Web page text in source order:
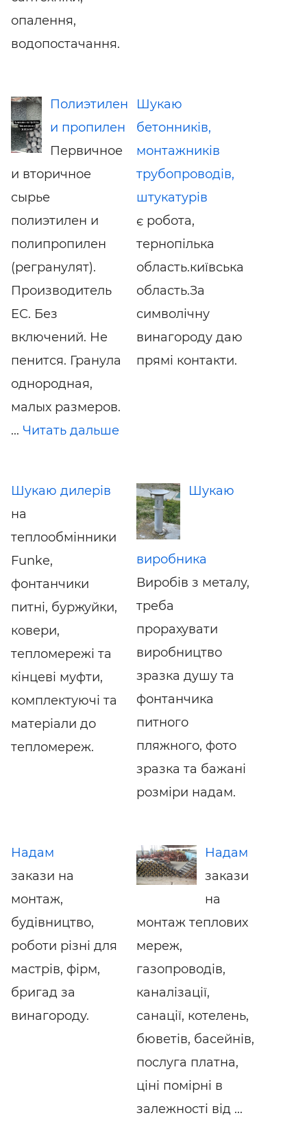
опалення,
водопостачання.
Полиэтилен
и пропилен
Первичное
и вторичное
сырье
полиэтилен и
полипропилен
(регранулят).
Производитель
ЕС. Без
включений. Не
пенится. Гранула
однородная,
малых размеров.
... Читать дальше
Шукаю
бетонників,
монтажників
трубопроводів,
штукатурів
є робота,
тернопілька
область.київська
область.За
символічну
винагороду даю
прямі контакти.
Шукаю дилерів
на
теплообмінники
Funke,
фонтанчики
питні, буржуйки,
ковери,
тепломережі та
кінцеві муфти,
комплектуючі та
матеріали до
тепломереж.
Шукаю
виробника
Виробів з металу,
треба
прорахувати
виробництво
зразка душу та
фонтанчика
питного
пляжного, фото
зразка та бажані
розміри надам.
Надам
закази на
монтаж,
будівництво,
роботи різні для
мастрів, фірм,
бригад за
винагороду.
Надам
закази
на
монтаж теплових
мереж,
газопроводів,
каналізації,
санації, котелень,
бюветів, басейнів,
послуга платна,
ціні помірні в
залежності від ...